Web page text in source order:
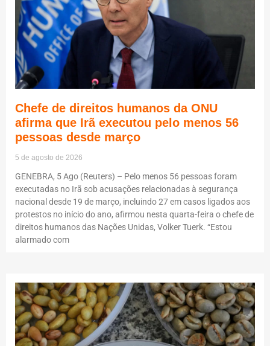
Chefe de direitos humanos da ONU
afirma que Irã executou pelo menos 56
pessoas desde março
5 de agosto de 2026
GENEBRA, 5 Ago (Reuters) – Pelo menos 56 pessoas foram
executadas no Irã sob acusações relacionadas à segurança
nacional desde 19 de março, incluindo 27 em casos ligados aos
protestos no início do ano, afirmou nesta quarta-feira o chefe de
direitos humanos das Nações Unidas, Volker Tuerk. “Estou
alarmado com